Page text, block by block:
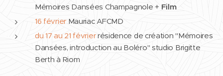
Mémoires Dansées Champagnole + Film
16 février Mauriac AFCMD
du 17 au 21 févrierrésidence de création "Mémoires
Dansées, introduction au Boléro" studio Brigitte
Berth à Riom